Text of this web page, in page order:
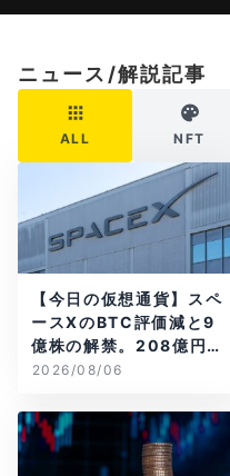
ニュース/解説記事
ALL NFT
【今日の仮想通貨】スペ
ースXのBTC評価減と9
億株の解禁。208億円相
当のBTCが盗難
2026/08/06